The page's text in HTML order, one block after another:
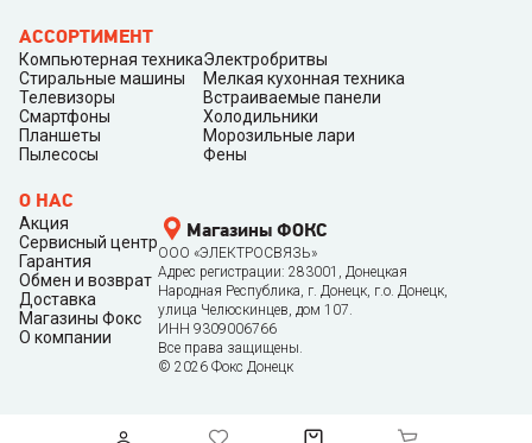
АССОРТИМЕНТ
Компьютерная техника
Стиральные машины
Телевизоры
Смартфоны
Планшеты
Пылесосы
Электробритвы
Мелкая кухонная техника
Встраиваемые панели
Холодильники
Морозильные лари
Фены
О НАС
Акция
Сервисный центр
Гарантия
Обмен и возврат
Доставка
Магазины Фокс
О компании
Магазины ФОКС
ООО «ЭЛЕКТРОСВЯЗЬ»
Адрес регистрации: 283001, Донецкая
Народная Республика, г. Донецк, г.о. Донецк,
улица Челюскинцев, дом 107.
ИНН 9309006766
Все права защищены.
© 2026 Фокс Донецк